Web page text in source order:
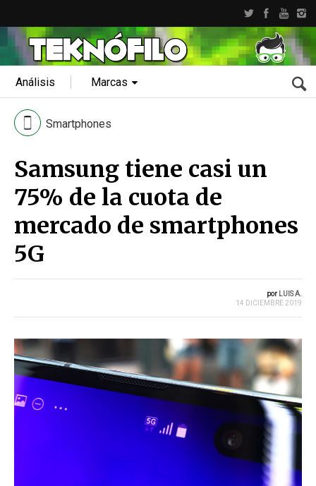
Análisis Marcas
Smartphones
Samsung tiene casi un
75% de la cuota de
mercado de smartphones
5G
por LUIS A.
14 DICIEMBRE 2019